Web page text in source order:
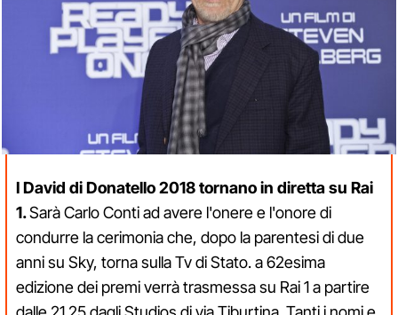
I David di Donatello 2018 tornano in diretta su Rai
1.Sarà Carlo Conti ad avere l'onere e l'onore di
condurre la cerimonia che, dopo la parentesi di due
anni su Sky, torna sulla Tv di Stato. a 62esima
edizione dei premi verrà trasmessa su Rai 1 a partire